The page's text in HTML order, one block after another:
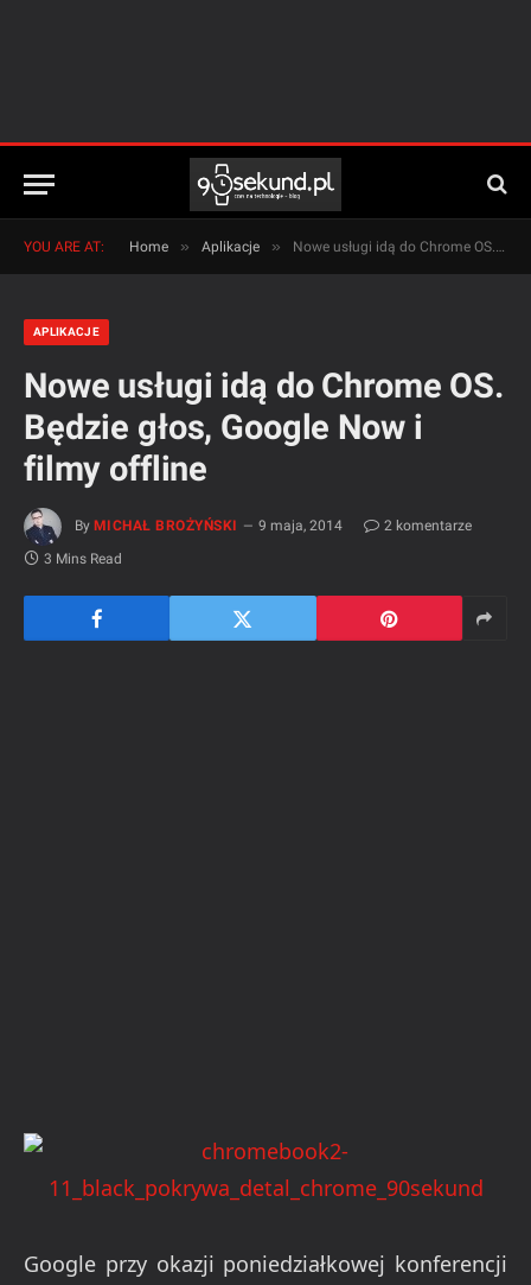
YOU ARE AT: Home » Aplikacje » Nowe usługi idą do Chrome OS. Będzie głos, Google Now i filmy offline
APLIKACJE
Nowe usługi idą do Chrome OS.
Będzie głos, Google Now i
filmy offline
By MICHAŁ BROŻYŃSKI 9 maja, 2014
2 komentarze
3 Mins Read
Google przy okazji poniedziałkowej konferencji